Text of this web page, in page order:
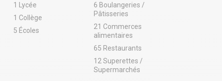
1 Lycée
1 Collège
5 Écoles
6 Boulangeries /
Pâtisseries
21 Commerces
alimentaires
65 Restaurants
12 Superettes /
Supermarchés